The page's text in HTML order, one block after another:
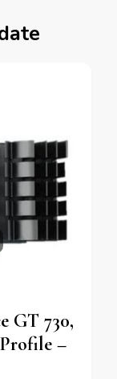
GT 730,
–